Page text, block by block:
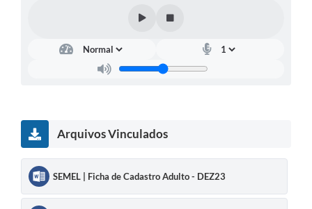
Arquivos Vinculados
SEMEL | Ficha de Cadastro Adulto - DEZ23